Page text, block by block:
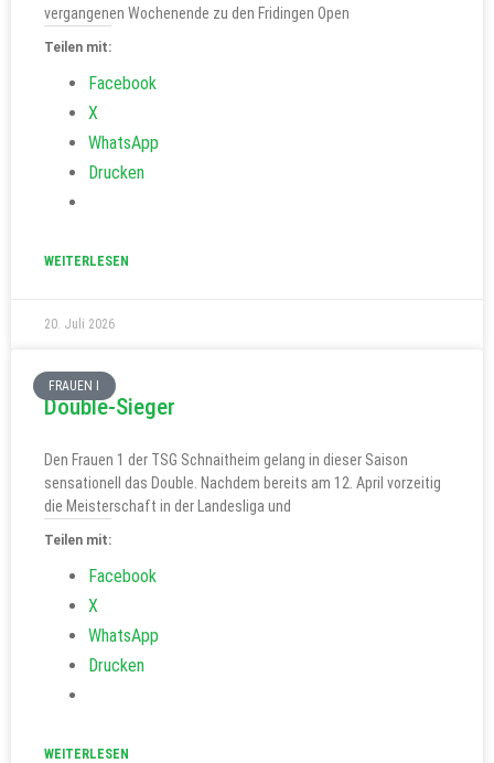
vergangenen Wochenende zu den Fridingen Open
Teilen mit:
Facebook
X
WhatsApp
Drucken
WEITERLESEN
20. Juli 2026
FRAUEN I
Double-Sieger
Den Frauen 1 der TSG Schnaitheim gelang in dieser Saison
sensationell das Double. Nachdem bereits am 12. April vorzeitig
die Meisterschaft in der Landesliga und
Teilen mit:
Facebook
X
WhatsApp
Drucken
WEITERLESEN